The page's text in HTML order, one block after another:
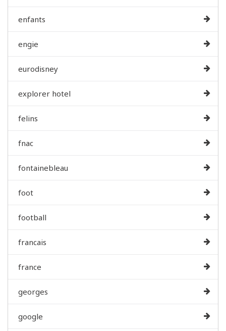
enfants
engie
eurodisney
explorer hotel
felins
fnac
fontainebleau
foot
football
francais
france
georges
google